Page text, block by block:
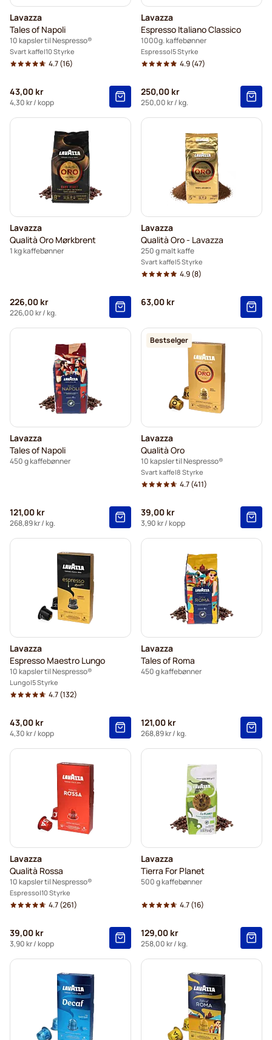
Lavazza
Tales of Napoli
10 kapsler til Nespresso®
Svart kaffe 10 Styrke
4.7(16)
43,00 kr
4,30 kr/ kopp
Lavazza
Espresso Italiano Classico
1000g. kaffebønner
Espresso 5 Styrke
4.9(47)
250,00 kr
250,00 kr/ kg.
Lavazza
Qualità Oro Mørkbrent
1 kg kaffebønner
226,00 kr
226,00 kr/ kg.
Lavazza
Qualità Oro - Lavazza
250 g malt kaffe
Svart kaffe 5 Styrke
4.9(8)
63,00 kr
Lavazza
Tales of Napoli
450 g kaffebønner
121,00 kr
268,89 kr/ kg.
Bestselger
Lavazza
Qualità Oro
10 kapsler til Nespresso®
Svart kaffe 8 Styrke
4.7(411)
39,00 kr
3,90 kr/ kopp
Lavazza
Espresso Maestro Lungo
10 kapsler til Nespresso®
Lungo 5 Styrke
4.7(132)
43,00 kr
4,30 kr/ kopp
Lavazza
Tales of Roma
450 g kaffebønner
121,00 kr
268,89 kr/ kg.
Lavazza
Qualità Rossa
10 kapsler til Nespresso®
Espresso 10 Styrke
4.7(261)
39,00 kr
3,90 kr/ kopp
Lavazza
Tierra For Planet
500 g kaffebønner
4.7(16)
129,00 kr
258,00 kr/ kg.